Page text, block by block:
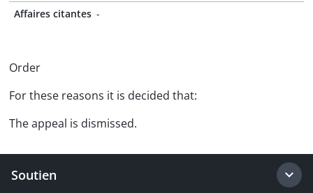
Affaires citantes -
Order
For these reasons it is decided that:
The appeal is dismissed.
Soutien